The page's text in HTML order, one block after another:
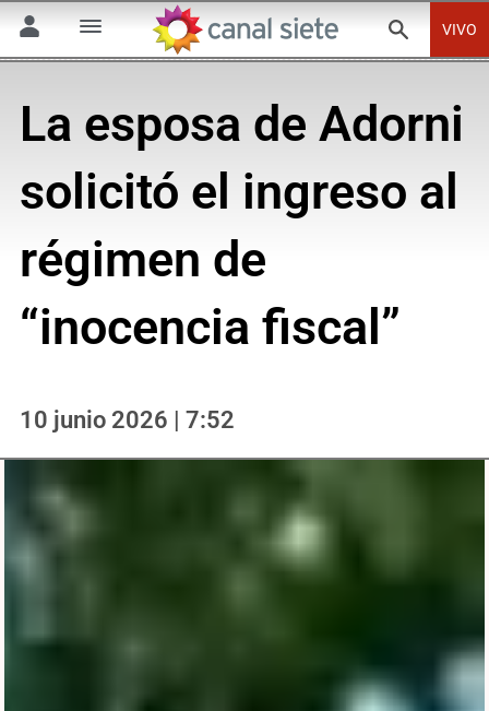
VIVO
La esposa de Adorni
solicitó el ingreso al
régimen de
“inocencia fiscal”
10 junio 2026 | 7:52